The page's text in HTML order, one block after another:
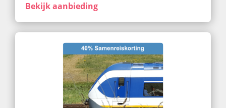
Bekijk aanbieding